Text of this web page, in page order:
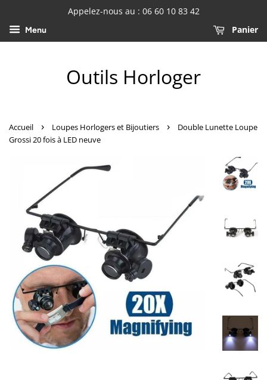
Appelez-nous au : 06 60 10 83 42
Menu Panier
Outils Horloger
Accueil › Loupes Horlogers et Bijoutiers ›
Double Lunette Loupe
Grossi 20 fois à LED neuve